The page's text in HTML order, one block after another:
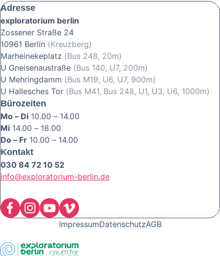
Adresse
exploratorium berlin
Zossener Straße 24
10961 Berlin (Kreuzberg)
Marheinekeplatz (Bus 248, 20m)
U Gneisenaustraße (Bus 140, U7, 200m)
U Mehringdamm (Bus M19, U6, U7, 900m)
U Hallesches Tor (Bus M41, Bus 248, U1, U3, U6, 1000m)
Bürozeiten
Mo – Di 10.00 – 14.00
Mi 14.00 – 18.00
Do – Fr 10.00 – 14.00
Kontakt
030 84 72 10 52
info@exploratorium-berlin.de
ImpressumDatenschutzAGB